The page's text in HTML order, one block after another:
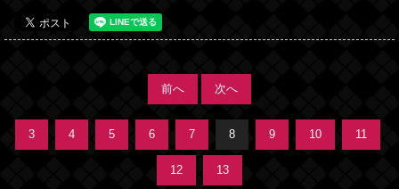
前へ 次へ
3 4 5 6 7 8 9 10 11
12 13